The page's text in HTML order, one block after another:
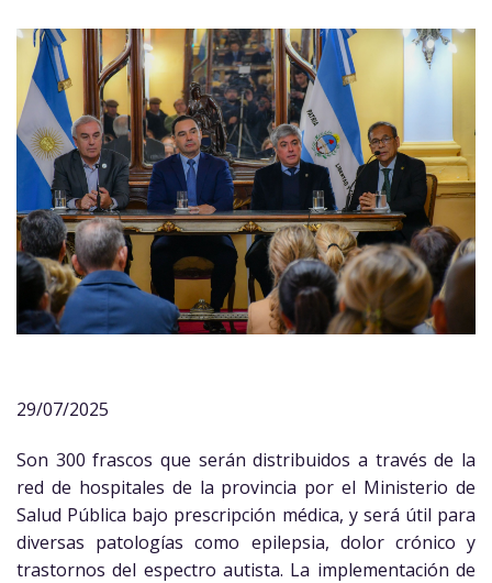
29/07/2025
Son 300 frascos que serán distribuidos a través de la
red de hospitales de la provincia por el Ministerio de
Salud Pública bajo prescripción médica, y será útil para
diversas patologías como epilepsia, dolor crónico y
trastornos del espectro autista. La implementación de